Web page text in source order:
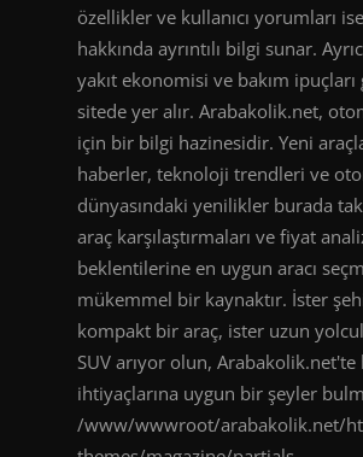
özellikler ve kullanıcı yorumları
hakkında ayrıntılı bilgi sunar.
yakıt ekonomisi ve bakım
sitede yer alır. Arabakolik.net,
için bir bilgi hazinesidir. Yeni
haberler, teknoloji trendleri ve
dünyasındaki yenilikler burada
araç karşılaştırmaları ve fiyat
beklentilerine en uygun aracı
mükemmel bir kaynaktır. İster
kompakt bir araç, ister uzun
SUV arıyor olun,
ihtiyaçlarına uygun bir şeyler
/www/wwwroot/arabakolik.net/